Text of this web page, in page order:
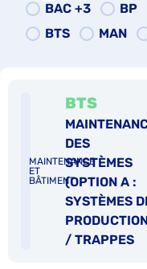
BAC +3 BP
BTS
MAN
MAINTENANCE
ET
BÂTIMENT
BTS
DES
SYSTÈMES
(OPTION A :
SYSTÈMES
/ TRAPPES